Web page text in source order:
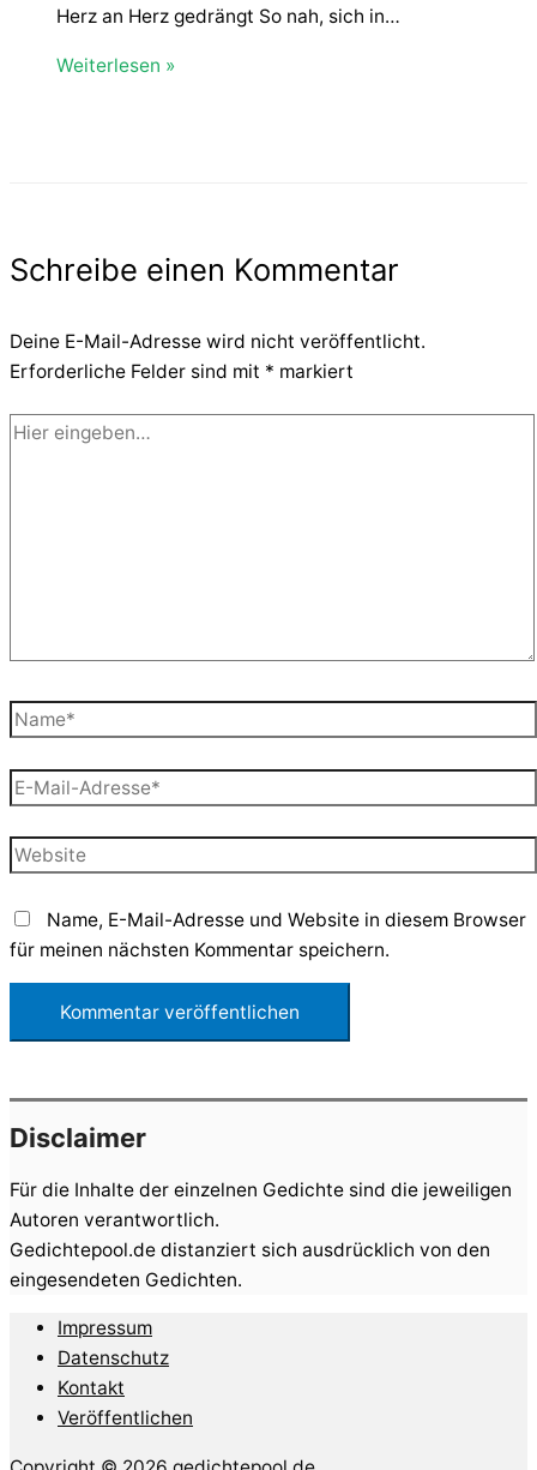
Herz an Herz gedrängt So nah, sich in…
Weiterlesen »
Schreibe einen Kommentar
Deine E-Mail-Adresse wird nicht veröffentlicht.
Erforderliche Felder sind mit * markiert
Hier
Name*
E-
Mail-
Adresse*
Website
Name, E-Mail-Adresse und Website in diesem Browser
für meinen nächsten Kommentar speichern.
Disclaimer
Für die Inhalte der einzelnen Gedichte sind die jeweiligen
Autoren verantwortlich.
Gedichtepool.de distanziert sich ausdrücklich von den
eingesendeten Gedichten.
Impressum
Datenschutz
Kontakt
Veröffentlichen